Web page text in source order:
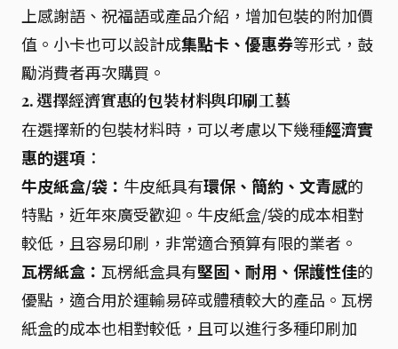
上感謝語、祝福語或產品介紹，增加包裝的附加價
值。小卡也可以設計成集點卡、優惠券等形式，鼓
勵消費者再次購買。
2. 選擇經濟實惠的包裝材料與印刷工藝
在選擇新的包裝材料時，可以考慮以下幾種經濟實
惠的選項 ：
牛皮紙盒/袋： 牛皮紙具有環保、簡約、文青感的
特點，近年來廣受歡迎。牛皮紙盒/袋的成本相對
較低，且容易印刷，非常適合預算有限的業者。
瓦楞紙盒： 瓦楞紙盒具有堅固、耐用、保護性佳的
優點，適合用於運輸易碎或體積較大的產品。瓦楞
紙盒的成本也相對較低，且可以進行多種印刷加